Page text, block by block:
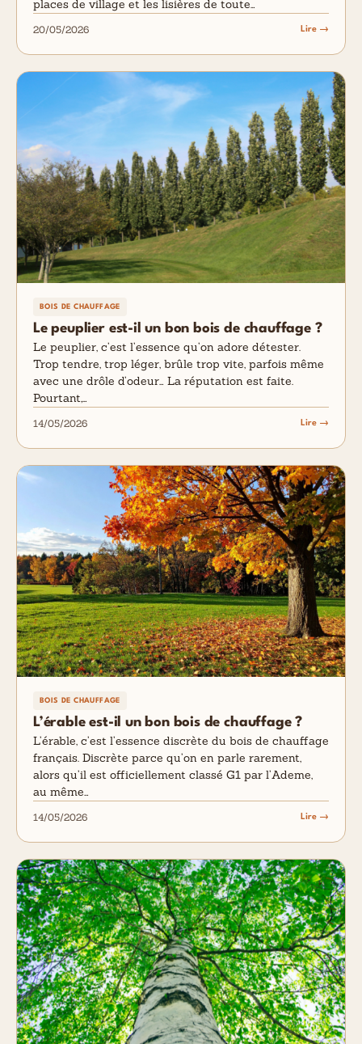
places de village et les lisières de toute…
20/05/2026 Lire →
BOIS DE CHAUFFAGE
Le peuplier est-il un bon bois de chauffage ?
Le peuplier, c’est l’essence qu’on adore détester.
Trop tendre, trop léger, brûle trop vite, parfois même
avec une drôle d’odeur… La réputation est faite.
Pourtant,…
14/05/2026 Lire →
BOIS DE CHAUFFAGE
L’érable est-il un bon bois de chauffage ?
L’érable, c’est l’essence discrète du bois de chauffage
français. Discrète parce qu’on en parle rarement,
alors qu’il est officiellement classé G1 par l’Ademe,
au même…
14/05/2026 Lire →